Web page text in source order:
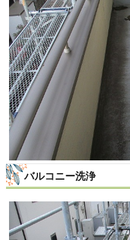
バルコニー洗浄